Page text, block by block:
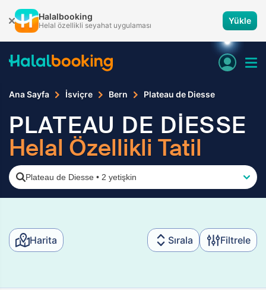
Halalbooking
Helal özellikli seyahat uygulaması Yükle
Ana Sayfa İsviçre Bern Plateau de Diesse
PLATEAU DE DİESSE
Helal Özellikli Tatil
Plateau de Diesse • 2 yetişkin
Harita Sırala Filtrele